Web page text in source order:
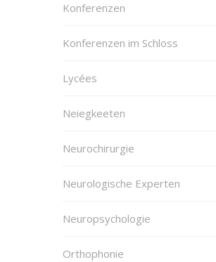
Konferenzen
Konferenzen im Schloss
Lycées
Neiegkeeten
Neurochirurgie
Neurologische Experten
Neuropsychologie
Orthophonie